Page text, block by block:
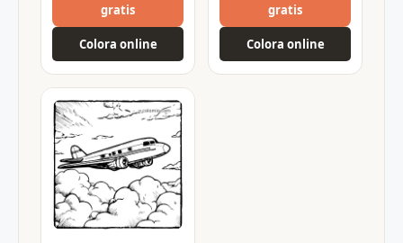
gratis
Colora online
gratis
Colora online